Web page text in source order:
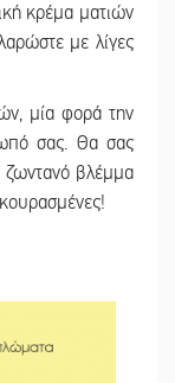
κρέμα ματιών
με λίγες
μία φορά την
σας. Θα σας
ζωντανό βλέμμα